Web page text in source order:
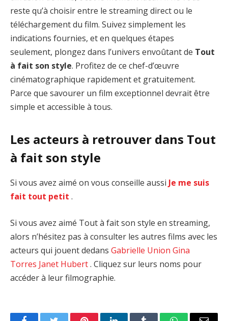
reste qu’à choisir entre le streaming direct ou le
téléchargement du film. Suivez simplement les
indications fournies, et en quelques étapes
seulement, plongez dans l’univers envoûtant de Tout
à fait son style. Profitez de ce chef-d’œuvre
cinématographique rapidement et gratuitement.
Parce que savourer un film exceptionnel devrait être
simple et accessible à tous.
Les acteurs à retrouver dans Tout
à fait son style
Si vous avez aimé on vous conseille aussi Je me suis
fait tout petit .
Si vous avez aimé Tout à fait son style en streaming,
alors n’hésitez pas à consulter les autres films avec les
acteurs qui jouent dedans Gabrielle Union Gina
Torres Janet Hubert. Cliquez sur leurs noms pour
accéder à leur filmographie.